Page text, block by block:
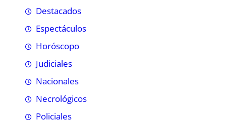
Destacados
Espectáculos
Horóscopo
Judiciales
Nacionales
Necrológicos
Policiales